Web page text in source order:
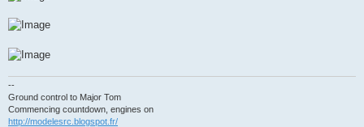
--
Ground control to Major Tom
Commencing countdown, engines on
http://modelesrc.blogspot.fr/